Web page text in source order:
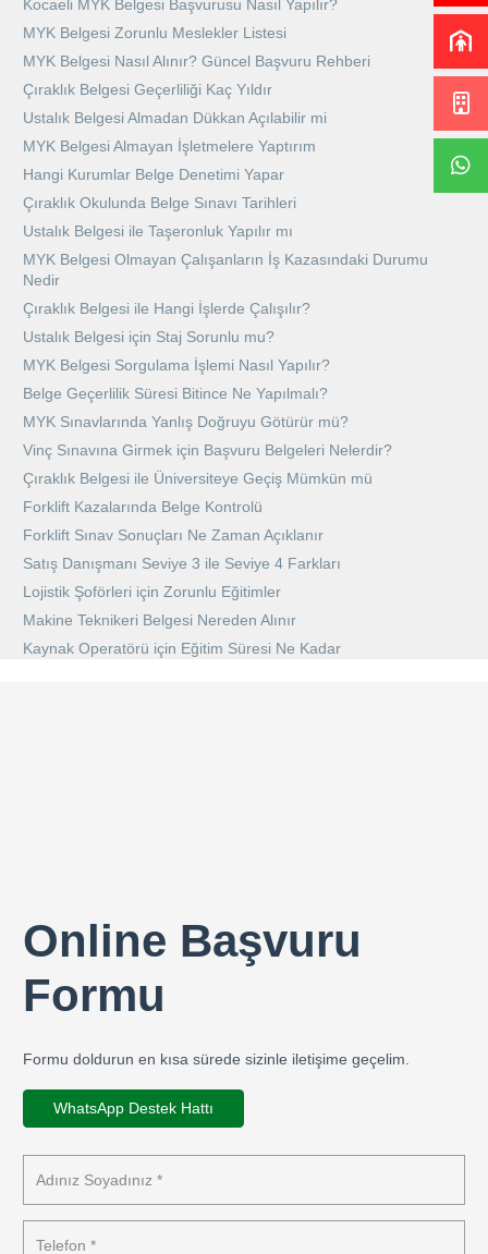
Kocaeli MYK Belgesi Başvurusu Nasıl Yapılır?
MYK Belgesi Zorunlu Meslekler Listesi
MYK Belgesi Nasıl Alınır? Güncel Başvuru Rehberi
Çıraklık Belgesi Geçerliliği Kaç Yıldır
Ustalık Belgesi Almadan Dükkan Açılabilir mi
MYK Belgesi Almayan İşletmelere Yaptırım
Hangi Kurumlar Belge Denetimi Yapar
Çıraklık Okulunda Belge Sınavı Tarihleri
Ustalık Belgesi ile Taşeronluk Yapılır mı
MYK Belgesi Olmayan Çalışanların İş Kazasındaki Durumu
Nedir
Çıraklık Belgesi ile Hangi İşlerde Çalışılır?
Ustalık Belgesi için Staj Sorunlu mu?
MYK Belgesi Sorgulama İşlemi Nasıl Yapılır?
Belge Geçerlilik Süresi Bitince Ne Yapılmalı?
MYK Sınavlarında Yanlış Doğruyu Götürür mü?
Vinç Sınavına Girmek için Başvuru Belgeleri Nelerdir?
Çıraklık Belgesi ile Üniversiteye Geçiş Mümkün mü
Forklift Kazalarında Belge Kontrolü
Forklift Sınav Sonuçları Ne Zaman Açıklanır
Satış Danışmanı Seviye 3 ile Seviye 4 Farkları
Lojistik Şoförleri için Zorunlu Eğitimler
Makine Teknikeri Belgesi Nereden Alınır
Kaynak Operatörü için Eğitim Süresi Ne Kadar
Online Başvuru
Formu
Formu doldurun en kısa sürede sizinle iletişime geçelim.
WhatsApp Destek Hattı